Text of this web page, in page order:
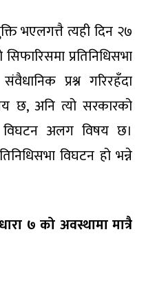
भएलगत्तै त्यही दिन २७
प्रतिनिधिसभा
प्रश्न गरिरहँदा
छ, अनि त्यो सरकारको
विघटन अलग विषय छ।
विघटन हो भन्ने
७ को अवस्थामा मात्रै